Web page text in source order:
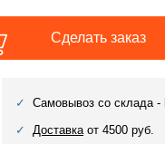
Сделать заказ
Самовывоз со склада -
Доставкаот 4500 руб.